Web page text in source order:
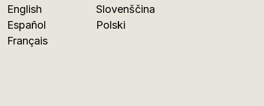
English
Español
Français
Slovenščina
Polski